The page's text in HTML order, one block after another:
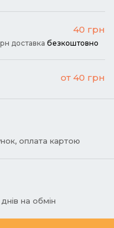
40 грн
доставка безкоштовно
от 40 грн
оплата картою
на обмін